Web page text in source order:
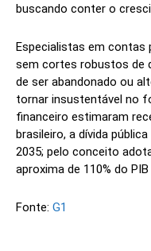
buscando conter o
Especialistas em contas
sem cortes robustos de
de ser abandonado ou
tornar insustentável no
financeiro estimaram
brasileiro, a dívida
2035; pelo conceito
aproxima de 110% do
Fonte: G1